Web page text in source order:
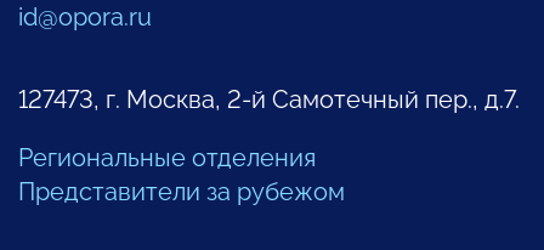
id@opora.ru
127473, г. Москва, 2-й Самотечный пер., д.7.
Региональные отделения
Представители за рубежом